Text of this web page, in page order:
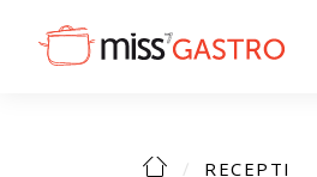
RECEPTI